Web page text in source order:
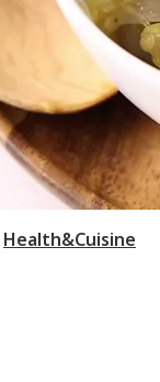
Health&Cuisine